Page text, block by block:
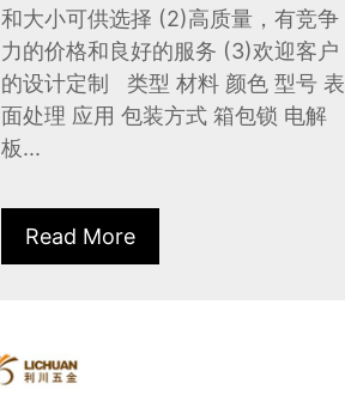
和大小可供选择 (2)高质量，有竞争
力的价格和良好的服务 (3)欢迎客户
的设计定制 类型 材料 颜色 型号 表
面处理 应用 包装方式 箱包锁 电解
板...
Read More